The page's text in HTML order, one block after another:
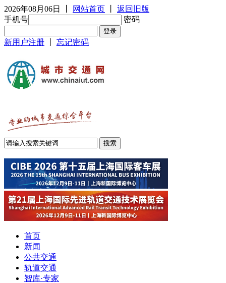
2026年08月06日 网站首页
返回旧版
手机号
密码
新用户注册 忘记密码
首页
新闻
公共交通
轨道交通
智库·专家